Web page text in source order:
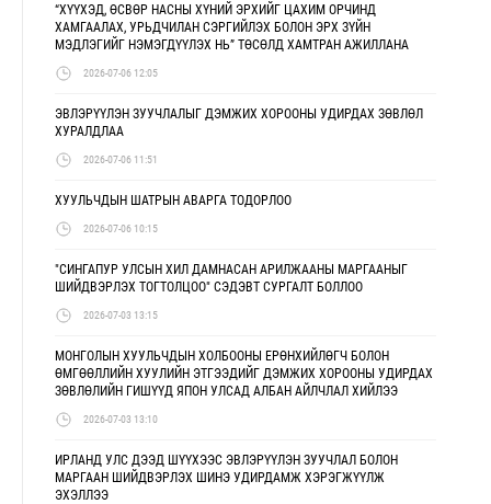
“ХҮҮХЭД, ӨСВӨР НАСНЫ ХҮНИЙ ЭРХИЙГ ЦАХИМ ОРЧИНД
ХАМГААЛАХ, УРЬДЧИЛАН СЭРГИЙЛЭХ БОЛОН ЭРХ ЗҮЙН
МЭДЛЭГИЙГ НЭМЭГДҮҮЛЭХ НЬ” ТӨСӨЛД ХАМТРАН АЖИЛЛАНА
2026-07-06 12:05
ЭВЛЭРҮҮЛЭН ЗУУЧЛАЛЫГ ДЭМЖИХ ХОРООНЫ УДИРДАХ ЗӨВЛӨЛ
ХУРАЛДЛАА
2026-07-06 11:51
ХУУЛЬЧДЫН ШАТРЫН АВАРГА ТОДОРЛОО
2026-07-06 10:15
"СИНГАПУР УЛСЫН ХИЛ ДАМНАСАН АРИЛЖААНЫ МАРГААНЫГ
ШИЙДВЭРЛЭХ ТОГТОЛЦОО" СЭДЭВТ СУРГАЛТ БОЛЛОО
2026-07-03 13:15
МОНГОЛЫН ХУУЛЬЧДЫН ХОЛБООНЫ ЕРӨНХИЙЛӨГЧ БОЛОН
ӨМГӨӨЛЛИЙН ХУУЛИЙН ЭТГЭЭДИЙГ ДЭМЖИХ ХОРООНЫ УДИРДАХ
ЗӨВЛӨЛИЙН ГИШҮҮД ЯПОН УЛСАД АЛБАН АЙЛЧЛАЛ ХИЙЛЭЭ
2026-07-03 13:10
ИРЛАНД УЛС ДЭЭД ШҮҮХЭЭС ЭВЛЭРҮҮЛЭН ЗУУЧЛАЛ БОЛОН
МАРГААН ШИЙДВЭРЛЭХ ШИНЭ УДИРДАМЖ ХЭРЭГЖҮҮЛЖ
ЭХЭЛЛЭЭ